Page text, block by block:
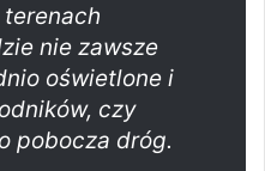
terenach
nie zawsze
oświetlone i
czy
pobocza dróg.